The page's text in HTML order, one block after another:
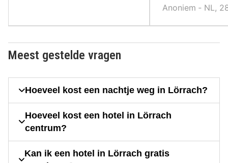
Anoniem ‐ NL,
Meest gestelde vragen
Hoeveel kost een nachtje weg in Lörrach?
Hoeveel kost een hotel in Lörrach
centrum?
Kan ik een hotel in Lörrach gratis